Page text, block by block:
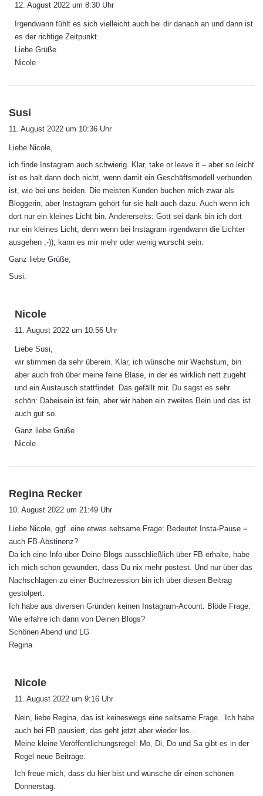
t
:
12. August 2022 um 8:30 Uhr
Irgendwann fühlt es sich vielleicht auch bei dir danach an und dann ist
es der richtige Zeitpunkt..
Liebe Grüße
Nicole
Susi
t
:
11. August 2022 um 10:36 Uhr
Liebe Nicole,
ich finde Instagram auch schwierig. Klar, take or leave it – aber so leicht
ist es halt dann doch nicht, wenn damit ein Geschäftsmodell verbunden
ist, wie bei uns beiden. Die meisten Kunden buchen mich zwar als
Bloggerin, aber Instagram gehört für sie halt auch dazu. Auch wenn ich
dort nur ein kleines Licht bin. Andererseits: Gott sei dank bin ich dort
nur ein kleines Licht, denn wenn bei Instagram irgendwann die Lichter
ausgehen ;-)), kann es mir mehr oder wenig wurscht sein.
Ganz liebe Grüße,
Susi.
Nicole
t
:
11. August 2022 um 10:56 Uhr
Liebe Susi,
wir stimmen da sehr überein. Klar, ich wünsche mir Wachstum, bin
aber auch froh über meine feine Blase, in der es wirklich nett zugeht
und ein Austausch stattfindet. Das gefällt mir. Du sagst es sehr
schön: Dabeisein ist fein, aber wir haben ein zweites Bein und das ist
auch gut so.
Ganz liebe Grüße
Nicole
Regina Recker
a
t
10. August 2022 um 21:49 Uhr
Liebe Nicole, ggf. eine etwas seltsame Frage: Bedeutet Insta-Pause =
auch FB-Abstinenz?
Da ich eine Info über Deine Blogs ausschließlich über FB erhalte, habe
ich mich schon gewundert, dass Du nix mehr postest. Und nur über das
Nachschlagen zu einer Buchrezession bin ich über diesen Beitrag
gestolpert.
Ich habe aus diversen Gründen keinen Instagram-Acount. Blöde Frage:
Wie erfahre ich dann von Deinen Blogs?
Schönen Abend und LG
Regina
Nicole
t
:
11. August 2022 um 9:16 Uhr
Nein, liebe Regina, das ist keineswegs eine seltsame Frage.. Ich habe
auch bei FB pausiert, das geht jetzt aber wieder los..
Meine kleine Veröffentlichungsregel: Mo, Di, Do und Sa gibt es in der
Regel neue Beiträge.
Ich freue mich, dass du hier bist und wünsche dir einen schönen
Donnerstag.